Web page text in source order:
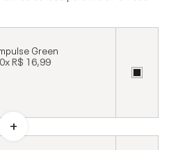
Green
R$ 16,99